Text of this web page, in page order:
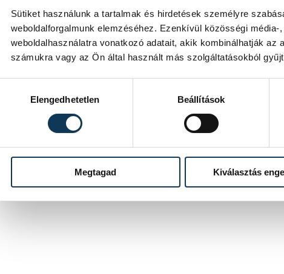
Sütiket használunk a tartalmak és hirdetések személyre
weboldalforgalmunk elemzéséhez. Ezenkívül közösségi
weboldalhasználatra vonatkozó adatait, akik kombinálhatják
számukra vagy az Ön által használt más szolgáltatásokból
Elengedhetetlen
Beállítások
Megtagad Kiválasztás